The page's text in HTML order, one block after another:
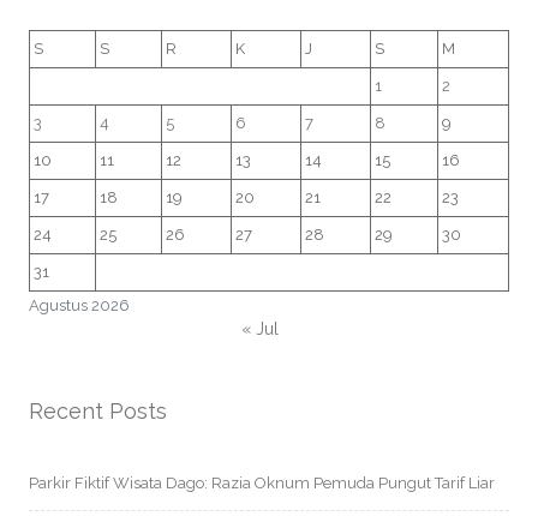
Agustus 2026
S S R K J S M
1 2
3 4 5 6 7 8 9
10 11 12 13 14 15 16
17 18 19 20 21 22 23
24 25 26 27 28 29 30
31
« Jul
Recent Posts
Parkir Fiktif Wisata Dago: Razia Oknum Pemuda Pungut Tarif Liar